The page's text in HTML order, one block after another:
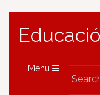
Menu